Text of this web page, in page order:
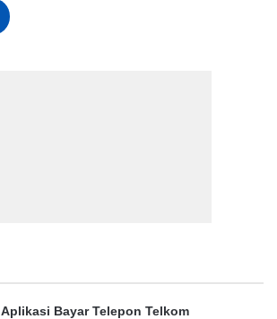
Aplikasi Bayar Telepon Telkom